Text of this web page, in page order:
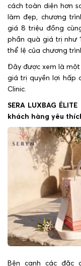
cách toàn diện hơn
làm đẹp, chương
giá 8 triệu đồng
phần quà giá trị như
thể lệ của chương
Đây được xem là
giá trị quyền lợi hấp
Clinic.
SERA LUXBAG
khách hàng yêu
Bên cạnh các đặc